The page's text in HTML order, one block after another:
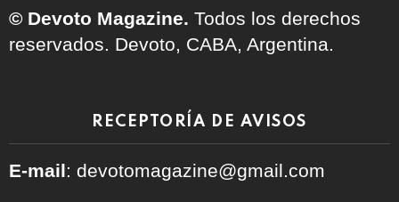
© Devoto Magazine. Todos los derechos
reservados. Devoto, CABA, Argentina.
RECEPTORÍA DE AVISOS
E-mail: devotomagazine@gmail.com